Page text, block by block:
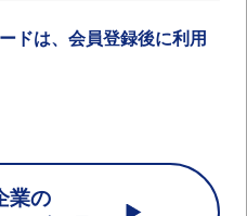
ドは、会員登録後に利用
業の